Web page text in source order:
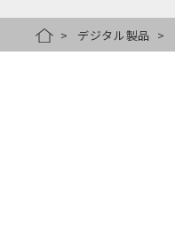
HOMEデジタル製品